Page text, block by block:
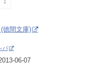
徳間文庫)
バ
06-07